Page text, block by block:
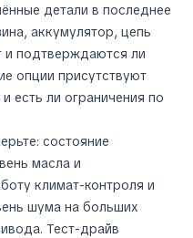
детали в последнее
аккумулятор, цепь
и подтверждаются ли
опции присутствуют
есть ли ограничения по
состояние
масла и
климат-контроля и
шума на больших
Тест-драйв